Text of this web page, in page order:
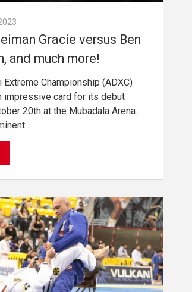
Gracie versus Ben
and much more!
Extreme Championship (ADXC)
impressive card for its debut
20th at the Mubadala Arena.